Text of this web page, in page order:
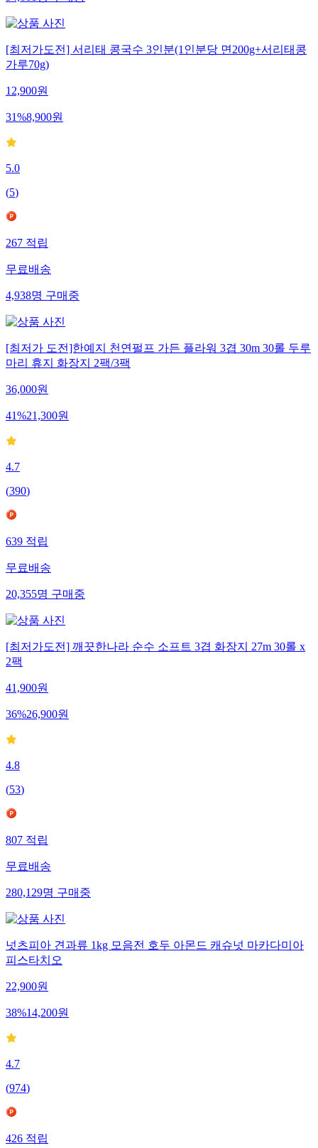
[최저가도전] 서리태 콩국수 3인분(1인분당 면200g+서리태콩
가루70g)
12,900원
31%8,900원
5.0
(5)
267적립
무료배송
4,938명구매중
[최저가 도전]한예지 천연펄프 가든 플라워 3겹 30m 30롤 두루
마리 휴지 화장지 2팩/3팩
36,000원
41%21,300원
4.7
(390)
639적립
무료배송
20,355명구매중
[최저가도전] 깨끗한나라 순수 소프트 3겹 화장지 27m 30롤 x
2팩
41,900원
36%26,900원
4.8
(53)
807적립
무료배송
280,129명구매중
넛츠피아 견과류 1kg 모음전 호두 아몬드 캐슈넛 마카다미아
피스타치오
22,900원
38%14,200원
4.7
(974)
426적립